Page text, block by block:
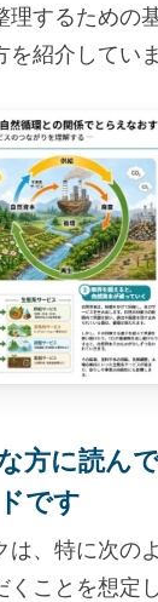
理するための
紹介していま
方に読ん
です
は、特に次の
くことを想定